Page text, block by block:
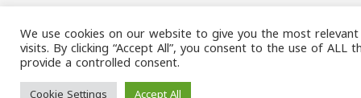
We use cookies on our website to give you the most
visits. By clicking “Accept All”, you consent to the use of
provide a controlled consent.